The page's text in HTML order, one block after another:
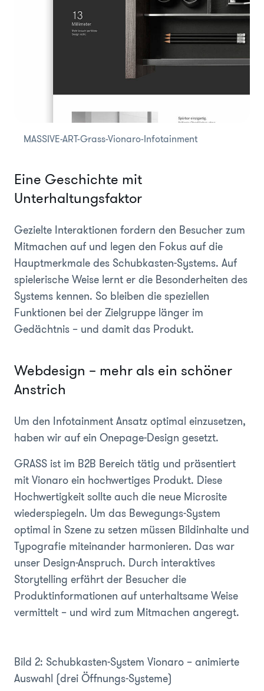
MASSIVE-ART-Grass-Vionaro-Infotainment
Eine Geschichte mit
Unterhaltungsfaktor
Gezielte Interaktionen fordern den Besucher zum
Mitmachen auf und legen den Fokus auf die
Hauptmerkmale des Schubkasten-Systems. Auf
spielerische Weise lernt er die Besonderheiten des
Systems kennen. So bleiben die speziellen
Funktionen bei der Zielgruppe länger im
Gedächtnis – und damit das Produkt.
Webdesign – mehr als ein schöner
Anstrich
Um den Infotainment Ansatz optimal einzusetzen,
haben wir auf ein Onepage-Design gesetzt.
GRASS ist im B2B Bereich tätig und präsentiert
mit Vionaro ein hochwertiges Produkt. Diese
Hochwertigkeit sollte auch die neue Microsite
wiederspiegeln. Um das Bewegungs-System
optimal in Szene zu setzen müssen Bildinhalte und
Typografie miteinander harmonieren. Das war
unser Design-Anspruch. Durch interaktives
Storytelling erfährt der Besucher die
Produktinformationen auf unterhaltsame Weise
vermittelt – und wird zum Mitmachen angeregt.
Bild 2: Schubkasten-System Vionaro – animierte
Auswahl (drei Öffnungs-Systeme)